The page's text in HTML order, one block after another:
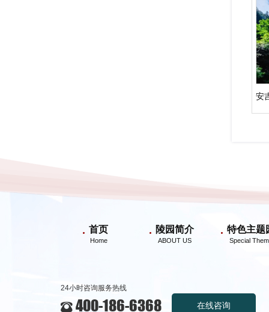
首页 陵园简介 特色主题
24小时咨询服务热线
400-186-6368 在线咨询